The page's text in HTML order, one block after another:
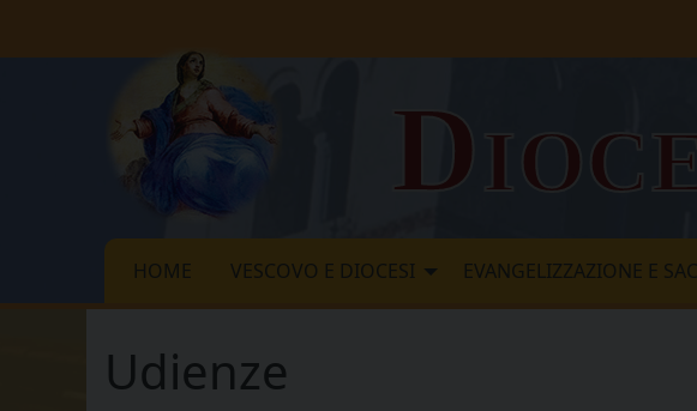
HOME VESCOVO E DIOCESI EVANGELIZZAZIONE E
Udienze